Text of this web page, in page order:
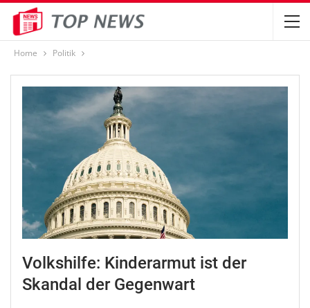
Home Politik
Volkshilfe: Kinderarmut ist der
Skandal der Gegenwart